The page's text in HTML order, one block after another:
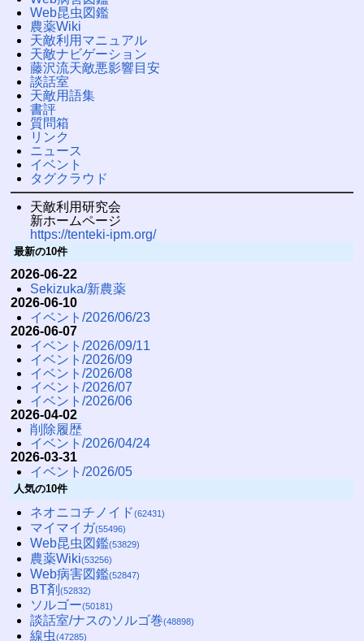
Web昆虫図鑑
農薬Wiki
天敵利用マニュアル
天敵ナビゲーション
藤沢流天敵悪影響目安
談話室
天敵用語集
書評
質問箱
リンク
ニュース
イベント
タグクラウド
天敵利用研究会
新ホームページ
https://tenteki-ipm.org/
最新の10件
2026-06-22
Sekizuka/新農薬
2026-06-10
イベント/2026/06/23
2026-06-07
イベント/2026/09/11
イベント/2026/09
イベント/2026/08
イベント/2026/07
イベント/2026/06
2026-04-02
削除履歴
イベント/2026/04/24
2026-03-31
イベント/2026/05
人気の10件
ネオニコチノイド(62431)
マイマイガ(55496)
Web昆虫図鑑(53829)
農薬Wiki(53256)
Web病害図鑑(52847)
BT剤 (52832)
ソルゴー(50181)
談話室/ナスのソルゴ巻(48898)
線虫(47285)